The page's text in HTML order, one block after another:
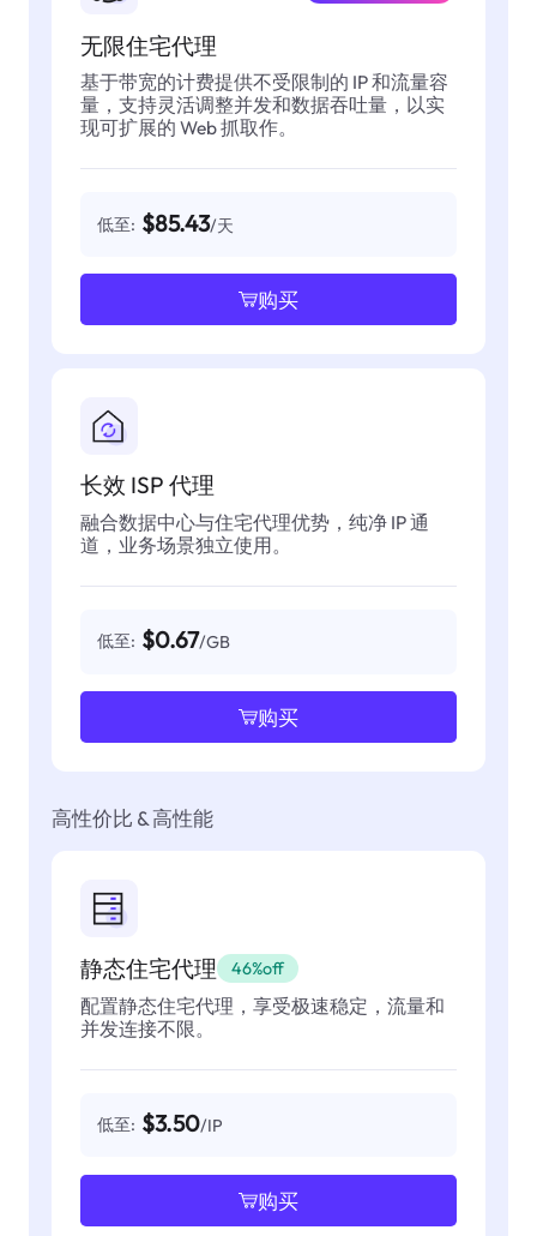
无限住宅代理
基于带宽的计费提供不受限制的 IP 和流量容
量，支持灵活调整并发和数据吞吐量，以实
现可扩展的 Web 抓取作。
低至: $85.43/天
购买
长效 ISP 代理
融合数据中心与住宅代理优势，纯净 IP 通
道，业务场景独立使用。
低至: $0.67/GB
购买
高性价比 & 高性能
静态住宅代理 46%off
配置静态住宅代理，享受极速稳定，流量和
并发连接不限。
低至: $3.50/IP
购买